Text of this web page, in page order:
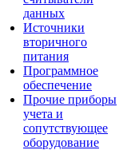
данных
Источники
вторичного
питания
Программное
обеспечение
Прочие приборы
учета и
сопутствующее
оборудование